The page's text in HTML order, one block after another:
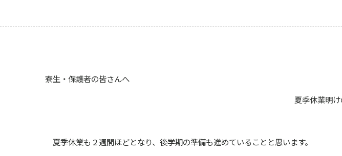
寮生・保護者の皆さんへ
夏季休業明
夏季休業も２週間ほどとなり、後学期の準備も進めていることと思います。